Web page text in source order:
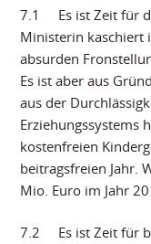
7.1 Es ist Zeit für
Ministerin kaschiert
absurden
Es ist aber aus
aus der
Erziehungssystems
kostenfreien
beitragsfreien Jahr.
Mio. Euro im Jahr
7.2 Es ist Zeit für